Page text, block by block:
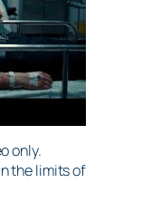
only.
the limits of